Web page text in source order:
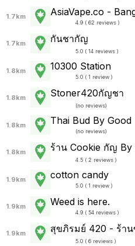
1.7km AsiaVape.co -
4.9 ( 62 reviews )
1.7km กันชากัญ
5.0 ( 14 reviews )
1.8km 10300 Station
5.0 ( 1 review )
1.8km Stoner420กัญชา
(no reviews)
1.8km Thai Bud By Good
(no reviews)
1.8km ร้าน Cookie กัญ By
4.5 ( 2 reviews )
1.9km cotton candy
5.0 ( 1 review )
1.9km Weed is here.
4.9 ( 54 reviews )
1.9km สุขภิรมย์ 420 - ร้า
5.0 ( 6 reviews )